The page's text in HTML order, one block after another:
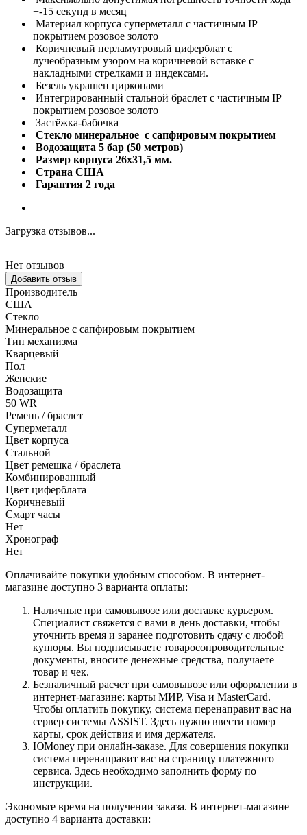
+-15 секунд в месяц
Материал корпуса суперметалл с частичным IP
покрытием розовое золото
Коричневый перламутровый циферблат с
лучеобразным узором на коричневой вставке с
накладными стрелками и индексами.
Безель украшен цирконами
Интегрированный стальной браслет с частичным IP
покрытием розовое золото
Застёжка-бабочка
Стекло минеральное с сапфировым покрытием
Водозащита 5 бар (50 метров)
Размер корпуса 26х31,5 мм.
Страна США
Гарантия 2 года
Загрузка отзывов...
Нет отзывов
Добавить отзыв
Производитель
США
Стекло
Минеральное с сапфировым покрытием
Тип механизма
Кварцевый
Пол
Женские
Водозащита
50 WR
Ремень / браслет
Суперметалл
Цвет корпуса
Стальной
Цвет ремешка / браслета
Комбинированный
Цвет циферблата
Коричневый
Смарт часы
Нет
Хронограф
Нет
Оплачивайте покупки удобным способом. В интернет-
магазине доступно 3 варианта оплаты:
Наличные при самовывозе или доставке курьером.
Специалист свяжется с вами в день доставки, чтобы
уточнить время и заранее подготовить сдачу с любой
купюры. Вы подписываете товаросопроводительные
документы, вносите денежные средства, получаете
товар и чек.
Безналичный расчет при самовывозе или оформлении в
интернет-магазине: карты МИР, Visa и MasterCard.
Чтобы оплатить покупку, система перенаправит вас на
сервер системы ASSIST. Здесь нужно ввести номер
карты, срок действия и имя держателя.
ЮMoney при онлайн-заказе. Для совершения покупки
система перенаправит вас на страницу платежного
сервиса. Здесь необходимо заполнить форму по
инструкции.
Экономьте время на получении заказа. В интернет-магазине
доступно 4 варианта доставки: